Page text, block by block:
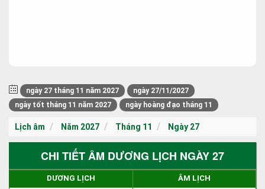
ngày 27 tháng 11 năm 2027
ngày 27/11/2027
ngày tốt tháng 11 năm 2027
ngày hoàng đạo tháng 11
Lịch âm Năm 2027 Tháng 11 Ngày 27
CHI TIẾT ÂM DƯƠNG LỊCH NGÀY 27
DƯƠNG LỊCH ÂM LỊCH